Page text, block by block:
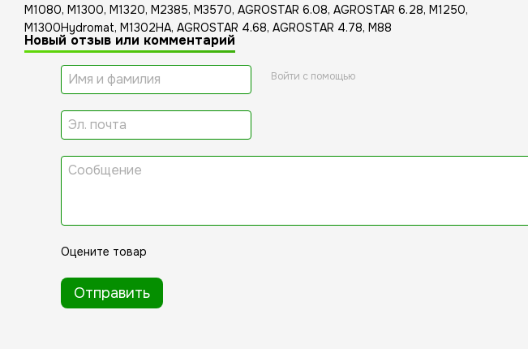
M1080, M1300, M1320, M2385, M3570, AGROSTAR 6.08, AGROSTAR 6.28, M1250,
M1300Hydromat, M1302HA, AGROSTAR 4.68, AGROSTAR 4.78, M88
Новый отзыв или комментарий
Войти с помощью
Оцените товар
Отправить